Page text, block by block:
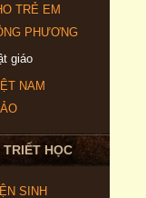
TRẺ EM
PHƯƠNG
giáo
NAM
HỌC
SINH